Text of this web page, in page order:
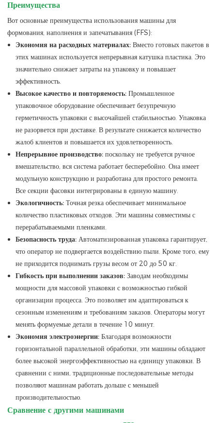
Преимущества
Вот основные преимущества использования машины для
формования, наполнения и запечатывания (FFS):
Экономия на расходных материалах: Вместо готовых пакетов в
этих машинах используется непрерывная катушка пластика. Это
значительно снижает затраты на упаковку и повышает
эффективность.
Высокое качество и повторяемость: Промышленное
упаковочное оборудование обеспечивает безупречную
герметичность упаковки с высочайшей стабильностью. Упаковка
не разорвется при доставке. В результате снижается количество
жалоб клиентов и повышается их удовлетворенность.
Непрерывное производство: поскольку не требуется ручное
вмешательство, вся система работает бесперебойно. Она имеет
модульную конструкцию и разработана для простого ремонта.
Все секции фасовки интегрированы в единую машину.
Экологичность: Точная резка обеспечивает минимальное
количество пластиковых отходов. Эти машины совместимы с
перерабатываемыми пленками.
Безопасность труда: Автоматизированная упаковка гарантирует,
что оператор не подвергается воздействию пыли. Кроме того, ему
не приходится поднимать грузы весом от 20 до 50 кг.
Гибкость при выполнении заказов: Заводам необходимы
мощности для массовой упаковки с возможностью гибкой
организации процесса. Это позволяет им адаптироваться к
сезонным изменениям и требованиям заказов. Операторы могут
менять формуемые детали в течение 10 минут.
Экономия электроэнергии: Благодаря возможности
горизонтальной параллельной обработки, эти машины обладают
более высокой энергоэффективностью на единицу упаковки. В
сравнении с ними, традиционные последовательные методы
позволяют машинам работать дольше с меньшей
производительностью.
Сравнение с другими машинами